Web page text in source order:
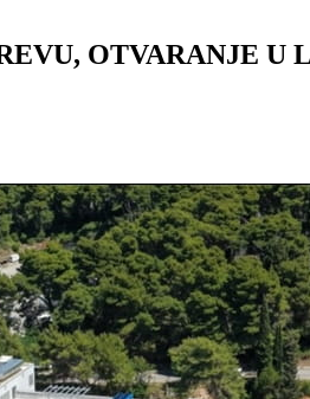
OTVARANJE U